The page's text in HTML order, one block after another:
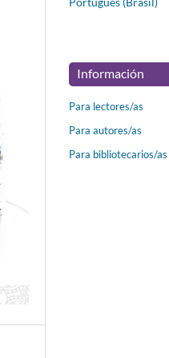
Información
Para lectores/as
Para autores/as
Para bibliotecarios/as